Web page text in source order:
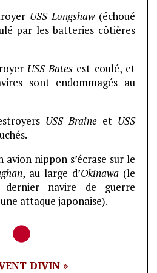
USS Longshaw(échoué
par les batteries côtières
USS Bates est coulé, et
sont endommagés au
USS Braineet USS
nippon s’écrase sur le
, au large d’Okinawa(le
navire de guerre
attaque japonaise).
DIVIN »